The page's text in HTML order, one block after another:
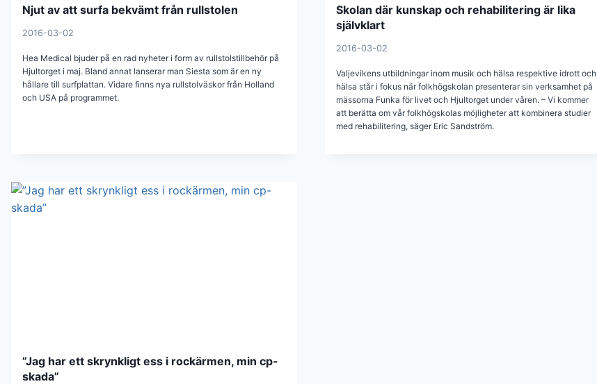
Njut av att surfa bekvämt från rullstolen
2016-03-02
Hea Medical bjuder på en rad nyheter i form av rullstolstillbehör på
Hjultorget i maj. Bland annat lanserar man Siesta som är en ny
hållare till surfplattan. Vidare finns nya rullstolväskor från Holland
och USA på programmet.
Skolan där kunskap och rehabilitering är lika
självklart
2016-03-02
Valjevikens utbildningar inom musik och hälsa respektive idrott och
hälsa står i fokus när folkhögskolan presenterar sin verksamhet på
mässorna Funka för livet och Hjultorget under våren. – Vi kommer
att berätta om vår folkhögskolas möjligheter att kombinera studier
med rehabilitering, säger Eric Sandström.
”Jag har ett skrynkligt ess i rockärmen, min cp-
skada”